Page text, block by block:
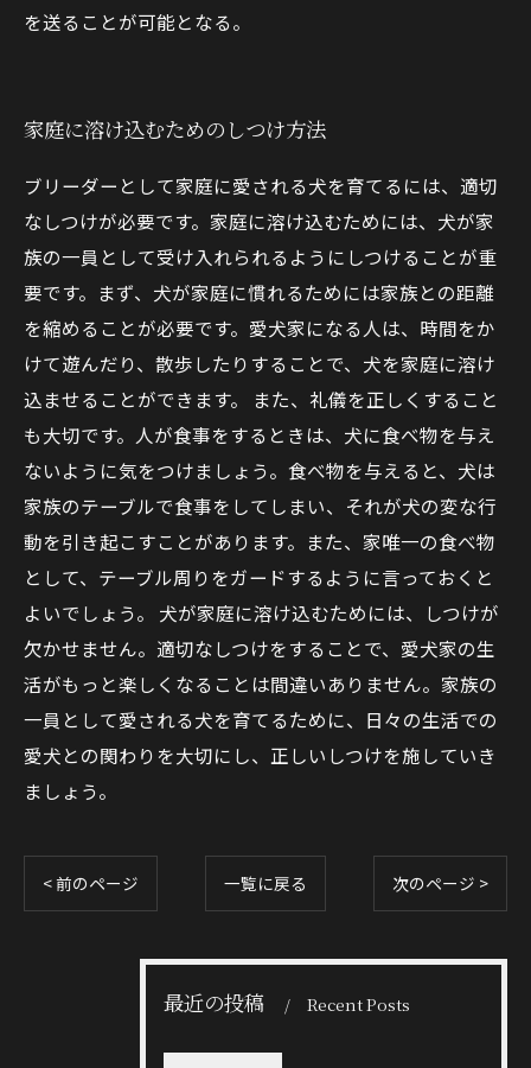
を送ることが可能となる。
家庭に溶け込むためのしつけ方法
ブリーダーとして家庭に愛される犬を育てるには、適切
なしつけが必要です。家庭に溶け込むためには、犬が家
族の一員として受け入れられるようにしつけることが重
要です。まず、犬が家庭に慣れるためには家族との距離
を縮めることが必要です。愛犬家になる人は、時間をか
けて遊んだり、散歩したりすることで、犬を家庭に溶け
込ませることができます。 また、礼儀を正しくすること
も大切です。人が食事をするときは、犬に食べ物を与え
ないように気をつけましょう。食べ物を与えると、犬は
家族のテーブルで食事をしてしまい、それが犬の変な行
動を引き起こすことがあります。また、家唯一の食べ物
として、テーブル周りをガードするように言っておくと
よいでしょう。 犬が家庭に溶け込むためには、しつけが
欠かせません。適切なしつけをすることで、愛犬家の生
活がもっと楽しくなることは間違いありません。家族の
一員として愛される犬を育てるために、日々の生活での
愛犬との関わりを大切にし、正しいしつけを施していき
ましょう。
< 前のページ 一覧に戻る 次のページ >
最近の投稿 Recent Posts